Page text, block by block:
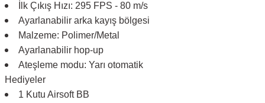
İlk Çıkış Hızı: 295 FPS - 80 m/s
Ayarlanabilir arka kayış bölgesi
Malzeme: Polimer/Metal
Ayarlanabilir hop-up
Ateşleme modu: Yarı otomatik
Hediyeler
1 Kutu Airsoft BB